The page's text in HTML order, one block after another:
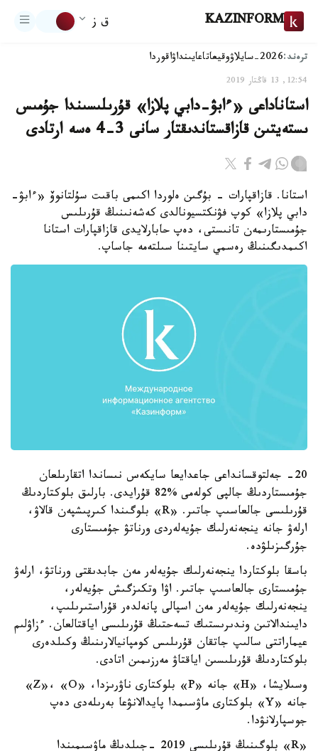
KAZINFORM ق ز
ترەند:2026-سايلاۋ وقيعاتاعايىنداۋاقوردا
12:54, 13 قاڭتار 2019
استاناداعى «ءابۋ-دابي پلازا» قۇرىلىسىندا جۇمىس
ىستەيتىن قازاقستاندىقتار سانى 3-4 ەسە ارتادى
استانا. قازاقپارات - بۇگىن ەلوردا اكىمى باقىت سۇلتانوۆ «ءابۋ-
دابي پلازا» كوپ فۋنكتسيونالدى كەشەنىنىڭ قۇرىلىس
جۇمىستارىمەن تانىستى، دەپ حابارلايدى قازاقپارات استانا
اكىمدىگىنىڭ رەسمي سايتىنا سىلتەمە جاساپ.
20- جەلتوقسانداعى جاعدايعا سايكەس نىساندا اتقارىلعان
جۇمىستاردىڭ جالپى كولەمى %82 قۇرايدى. بارلىق بلوكتاردىڭ
قۇرىلىسى جالعاسىپ جاتىر. «R» بلوگىندا كىرپىشپەن قالاۋ،
ارلەۋ جانە ينجەنەرلىك جۇيەلەردى ورناتۋ جۇمىستارى
جۇرگىزىلۋدە.
باسقا بلوكتاردا ينجەنەرلىك جۇيەلەر مەن جابدىقتى ورناتۋ، ارلەۋ
جۇمىستارى جالعاسىپ جاتىر. اۋا وتكىزگىش جۇيەلەر،
ينجەنەرلىك جۇيەلەر مەن اسپالى پانەلدەر قۇراستىرىلىپ،
دايىندالاتىن وندىرىستىك تسەحتىڭ قۇرىلىسى اياقتالعان. ءزاۋلىم
عيماراتتى سالىپ جاتقان قۇرىلىس كومپانيالارىنىڭ وكىلدەرى
بلوكتاردىڭ قۇرىلىسىن اياقتاۋ مەرزىمىن اتادى.
وسىلايشا، «H» جانە «P» بلوكتارى ناۋرىزدا، «Z»، «O»
جانە «Y» بلوكتارى ماۋسىمدا پايدالانۋعا بەرىلەدى دەپ
جوسپارلانۋدا.
«R» بلوگىنىڭ قۇرىلىسى 2019 -جىلدىڭ ماۋسىمىندا